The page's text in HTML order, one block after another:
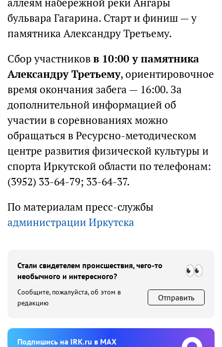
аллеям набережной реки Ангары
бульвара Гагарина. Старт и финиш — у
памятника Александру Третьему.
Сбор участников в 10:00 у памятника
Александру Третьему, ориентировочное
время окончания забега — 16:00. За
дополнительной информацией об
участии в соревнованиях можно
обращаться в Ресурсно-методическом
центре развития физической культуры и
спорта Иркутской области по телефонам:
(3952) 33-64-79; 33-64-37.
По материалам пресс-службы
администрации Иркутска
Стали свидетелем происшествия, чего-то
необычного и интересного?
Сообщите, пожалуйста, об этом в
редакцию
Отправить
Подпишиcь на IRK.ru в MAX